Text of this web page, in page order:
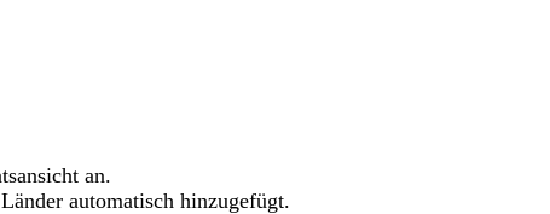
an.
automatisch hinzugefügt.